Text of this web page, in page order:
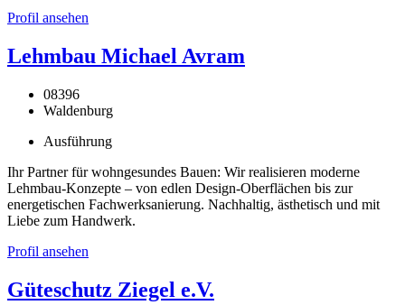
Profil ansehen
Lehmbau Michael Avram
08396
Waldenburg
Ausführung
Ihr Partner für wohngesundes Bauen: Wir realisieren moderne
Lehmbau-Konzepte – von edlen Design-Oberflächen bis zur
energetischen Fachwerksanierung. Nachhaltig, ästhetisch und mit
Liebe zum Handwerk.
Profil ansehen
Güteschutz Ziegel e.V.